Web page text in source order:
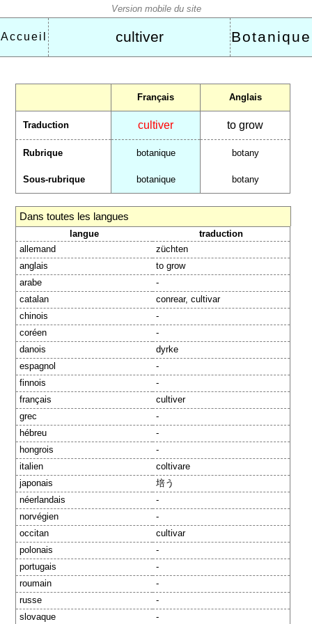
Accueil cultiver Botanique
Français Anglais
Traduction cultiver to grow
Rubrique botanique botany
Sous-rubrique botanique botany
Dans toutes les langues
langue
traduction
allemand
züchten
anglais
to grow
arabe
-
catalan
conrear, cultivar
chinois
-
coréen
-
danois
dyrke
espagnol
-
finnois
-
français
cultiver
grec
-
hébreu
-
hongrois
-
italien
coltivare
japonais
培う
néerlandais
-
norvégien
-
occitan
cultivar
polonais
-
portugais
-
roumain
-
russe
-
slovaque
-